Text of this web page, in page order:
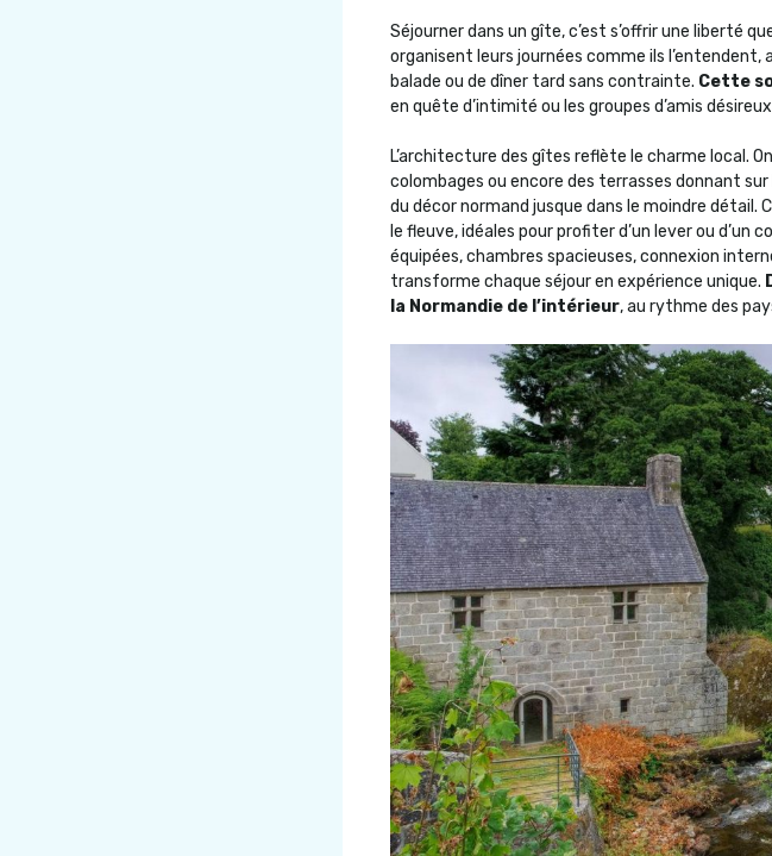
Séjourner dans un gîte, c’est s’offrir une liberté
organisent leurs journées comme ils
balade ou de dîner tard sans contrainte. Cette
en quête d’intimité ou les groupes d’amis
L’architecture des gîtes reflète le charme local.
colombages ou encore des terrasses donnant
du décor normand jusque dans le moindre
le fleuve, idéales pour profiter d’un lever ou d’un
équipées, chambres spacieuses, connexion
transforme chaque séjour en expérience unique.
la Normandie de l’intérieur, au rythme des